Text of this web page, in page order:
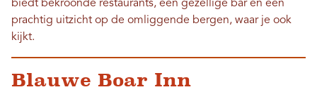
biedt bekroonde restaurants, een gezellige bar en een
prachtig uitzicht op de omliggende bergen, waar je ook
kijkt.
Blauwe Boar Inn